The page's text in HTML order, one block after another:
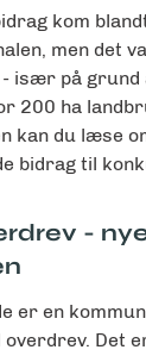
kom
men det
- især på
200 ha
kan du læse
bidrag til
-
er en
overdrev. Det